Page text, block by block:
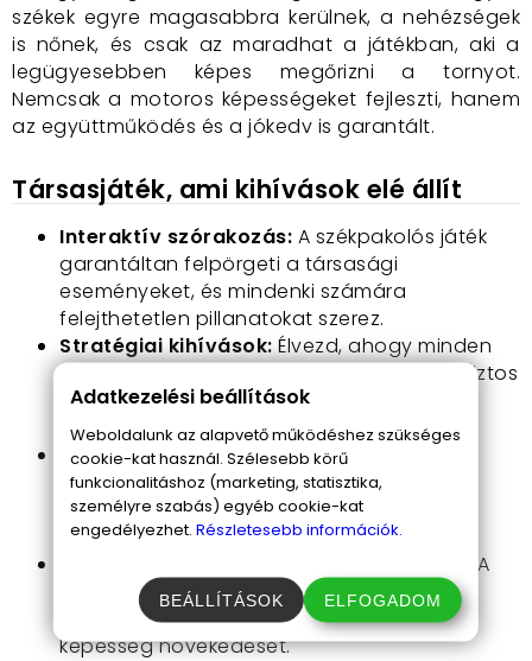
székek egyre magasabbra kerülnek, a nehézségek
is nőnek, és csak az maradhat a játékban, aki a
legügyesebben képes megőrizni a tornyot.
Nemcsak a motoros képességeket fejleszti, hanem
az együttműködés és a jókedv is garantált.
Társasjáték, ami kihívások elé állít
Interaktív szórakozás: A székpakolós játék
garantáltan felpörgeti a társasági
eseményeket, és mindenki számára
felejthetetlen pillanatokat szerez.
Stratégiai kihívások:Élvezd, ahogy minden
kör új stratégiát követel, hogy a tornyod biztos
lábakon álljon, és a macis autód stabil
maradjon.
Gyors és egyszerű bevezetés:
órákat töltened a szabályok
tanulmányozásával, a játék gyorsan és
egyszerűen elsajátítható.
A
székek precíziós elhelyezése segíti a
kézügyesség javulását és a koncentráló
képesség növekedését.
Adatkezelési beállítások
Weboldalunk az alapvető működéshez szükséges
cookie-kat használ. Szélesebb körű
funkcionalitáshoz (marketing, statisztika,
személyre szabás) egyéb cookie-kat
engedélyezhet. Részletesebb információk.
BEÁLLÍTÁSOK ELFOGADOM